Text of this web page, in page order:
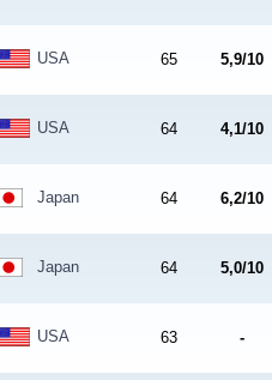
USA 65 5,9/10
USA 64 4,1/10
Japan 64 6,2/10
Japan 64 5,0/10
USA 63 -